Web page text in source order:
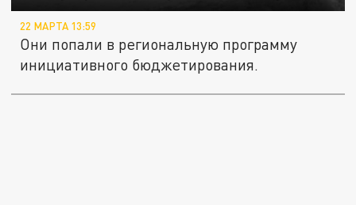
22 МАРТА 13:59
Они попали в региональную программу
инициативного бюджетирования.